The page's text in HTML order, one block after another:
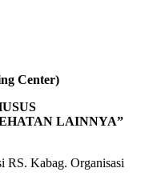
Center)
LAINNYA”
RS. Kabag. Organisasi